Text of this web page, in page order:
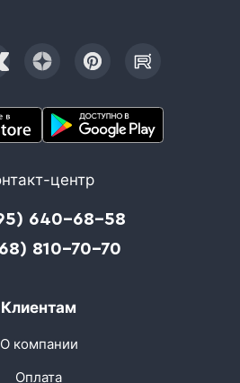
центр
640-68-58
810-70-70
Клиентам
О компании
Оплата